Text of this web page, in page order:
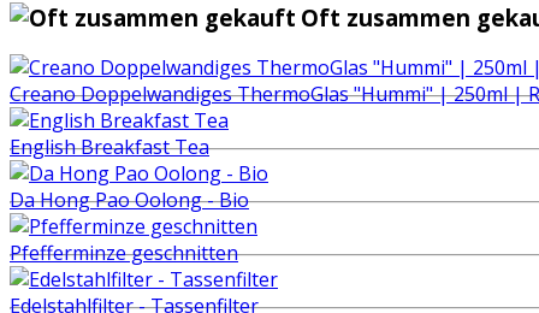
Oft zusammen
Creano Doppelwandiges ThermoGlas "Hummi" | 250ml |
English Breakfast Tea
Da Hong Pao Oolong - Bio
Pfefferminze geschnitten
Edelstahlfilter - Tassenfilter